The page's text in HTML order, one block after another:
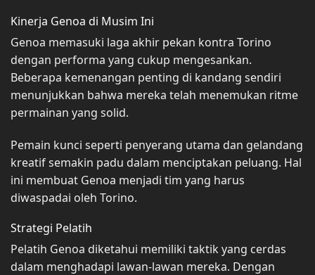
Kinerja Genoa di Musim Ini
Genoa memasuki laga akhir pekan kontra Torino
dengan performa yang cukup mengesankan.
Beberapa kemenangan penting di kandang sendiri
menunjukkan bahwa mereka telah menemukan ritme
permainan yang solid.
Pemain kunci seperti penyerang utama dan gelandang
kreatif semakin padu dalam menciptakan peluang. Hal
ini membuat Genoa menjadi tim yang harus
diwaspadai oleh Torino.
Strategi Pelatih
Pelatih Genoa diketahui memiliki taktik yang cerdas
dalam menghadapi lawan-lawan mereka. Dengan